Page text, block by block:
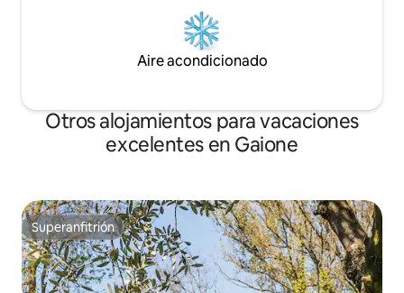
Aire acondicionado
Otros alojamientos para vacaciones
excelentes en Gaione
Superanfitrión
Superanfitrión